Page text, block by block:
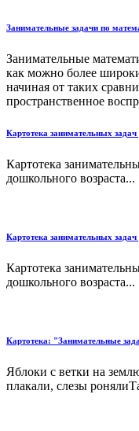
Занимательные задачи по
Занимательные
как можно более
начиная от таких
пространственное
Картотека занимательных
Картотека
дошкольного возраста...
Картотека занимательных
Картотека
дошкольного возраста...
Картотека: "Занимательные
Яблоки с ветки
плакали, слезы